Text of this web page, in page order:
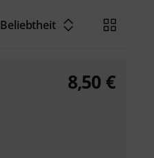
Beliebtheit
8,50 €